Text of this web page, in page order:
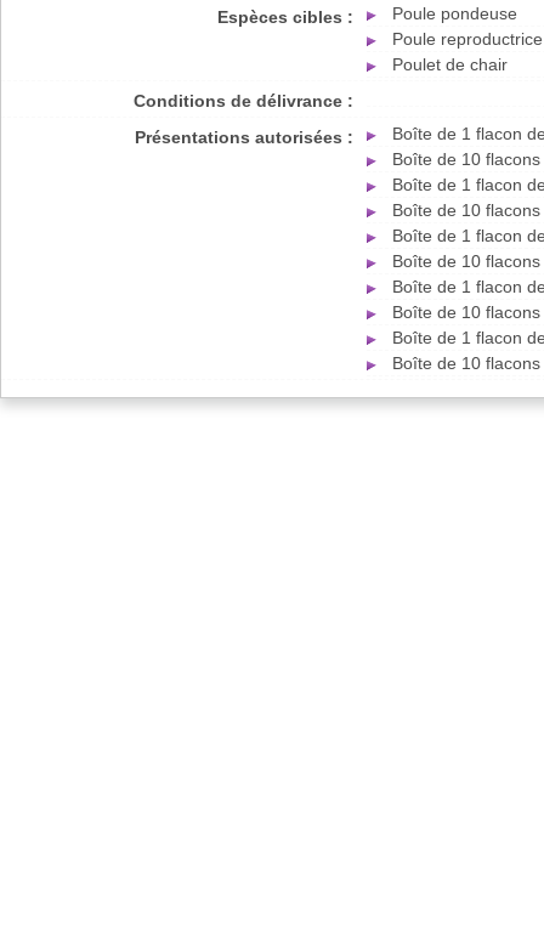
Espèces cibles :
Poule pondeuse
Poule reproductrice
Poulet de chair
Conditions de délivrance :
Présentations autorisées :
Boîte de 1 flacon
Boîte de 10
Boîte de 1 flacon
Boîte de 10
Boîte de 1 flacon
Boîte de 10
Boîte de 1 flacon
Boîte de 10
Boîte de 1 flacon
Boîte de 10